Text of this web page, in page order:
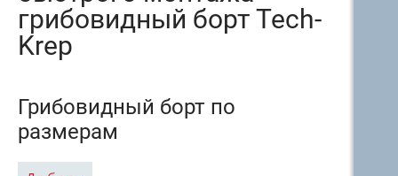
грибовидный борт Tech-
Krep
Грибовидный борт по
размерам